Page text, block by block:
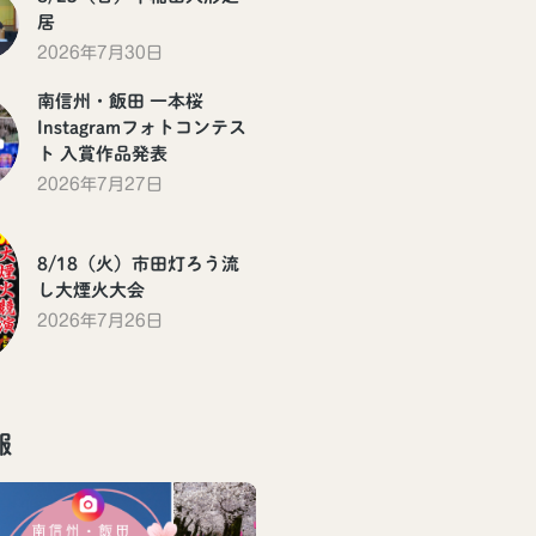
居
2026年7月30日
南信州・飯田 一本桜
Instagramフォトコンテス
ト 入賞作品発表
2026年7月27日
8/18（火）市田灯ろう流
し大煙火大会
2026年7月26日